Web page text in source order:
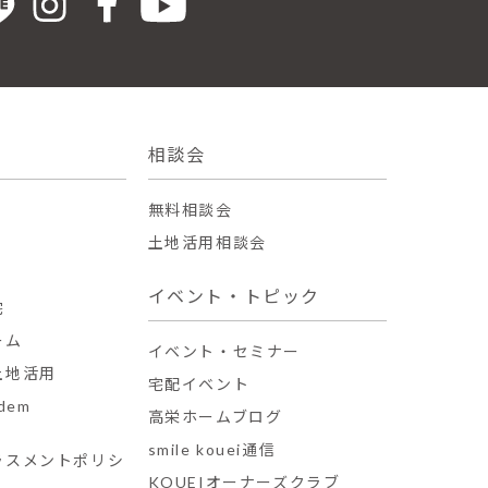
活用
メントポリシ
相談会
無料相談会
土地活用相談会
イベント・トピック
イベント・セミナー
宅配イベント
高栄ホームブログ
smile kouei通信
KOUEIオーナーズクラブ